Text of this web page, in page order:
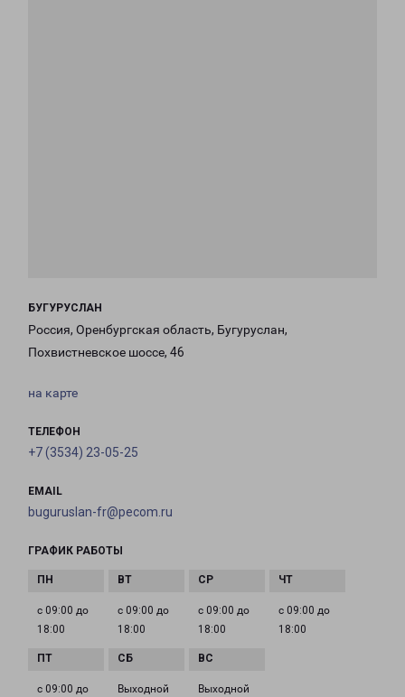
БУГУРУСЛАН
Россия, Оренбургская область, Бугуруслан,
Похвистневское шоссе, 46
на карте
ТЕЛЕФОН
+7 (3534) 23-05-25
EMAIL
buguruslan-fr@pecom.ru
ГРАФИК РАБОТЫ
с 09:00 до
18:00
с 09:00 до
18:00
с 09:00 до
18:00
с 09:00 до
18:00
с 09:00 до
Выходной Выходной